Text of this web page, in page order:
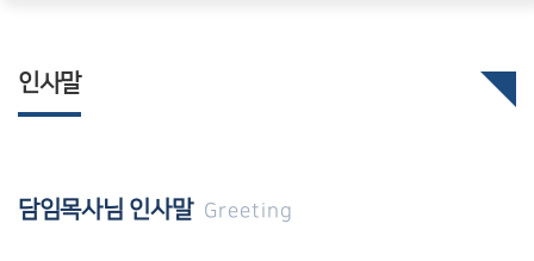
인사말
담임목사님 인사말 Greeting